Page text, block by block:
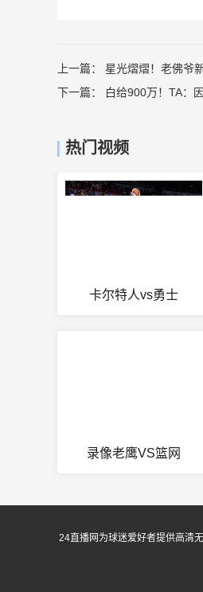
上一篇： 星光熠熠！老佛爷
下一篇：
白给900万！TA：
热门视频
卡尔特人vs勇士
录像老鹰VS篮网
24直播网为球迷爱好者提供高清